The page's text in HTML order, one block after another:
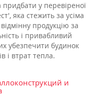
у перевіреної
яка стежить за усіма
продукцію за
і привабливий
убезпечити будинок
і втрат тепла.
и